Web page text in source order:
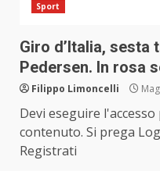
Sport
Giro d’Italia, sesta
Pedersen. In rosa
Filippo Limoncelli
Devi eseguire
contenuto. Si prega
Registrati